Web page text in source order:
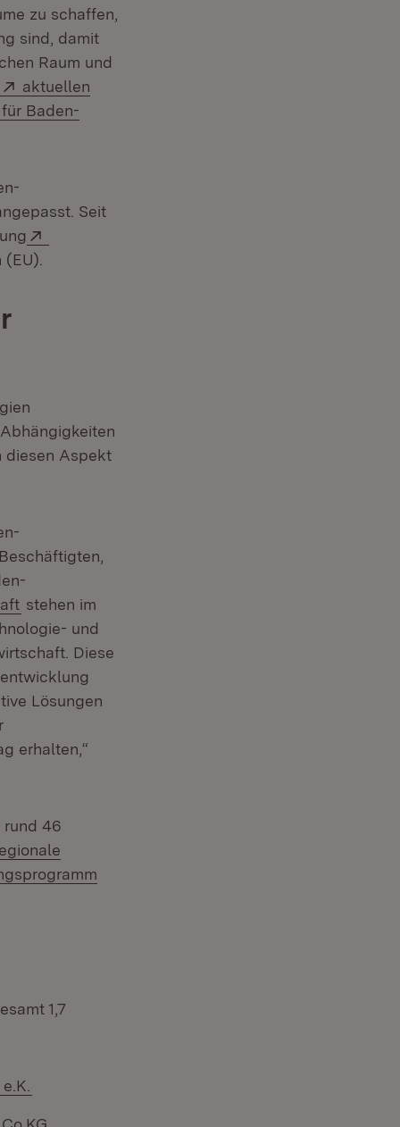
zu schaffen,
sind, damit
Raum und
Extern:
aktuellen
Baden-
Seit
diesen Aspekt
(Öffnet in neuem Fenster)
stehen im
und
Diese
Lösungen
erhalten,“
rund 46
1,7